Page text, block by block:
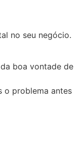
no seu negócio.
boa vontade de
o problema antes